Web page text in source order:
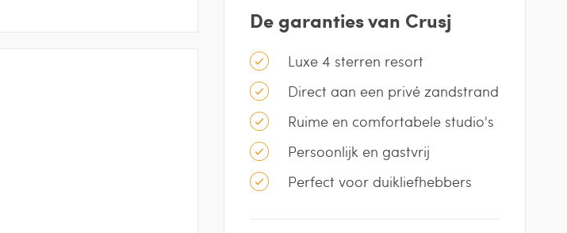
De garanties van Crusj
Luxe 4 sterren resort
Direct aan een privé zandstrand
Ruime en comfortabele studio's
Persoonlijk en gastvrij
Perfect voor duikliefhebbers